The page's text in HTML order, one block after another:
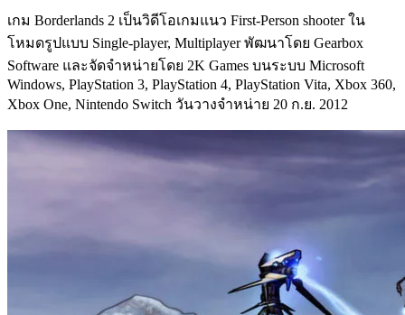
เกม Borderlands 2 เป็นวิดีโอเกมแนว First-Person shooter ใน
โหมดรูปแบบ Single-player, Multiplayer พัฒนาโดย Gearbox
Software และจัดจำหน่ายโดย 2K Games บนระบบ Microsoft
Windows, PlayStation 3, PlayStation 4, PlayStation Vita, Xbox 360,
Xbox One, Nintendo Switch วันวางจำหน่าย 20 ก.ย. 2012